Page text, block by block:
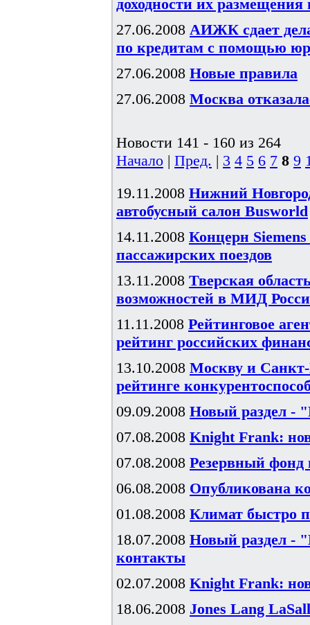
доходности их размещения
27.06.2008 АИЖК сдает
по кредитам с помощью
27.06.2008 Новые правила
27.06.2008 Москва
Новости 141 - 160 из 264
Начало | Пред. | 3 4 5 6 7 8 9
19.11.2008 Нижний
автобусный салон Busworld
14.11.2008 Концерн
пассажирских поездов
13.11.2008 Тверская
возможностей в МИД
11.11.2008 Рейтинговое
рейтинг российских
13.10.2008 Москву и
рейтинге
09.09.2008 Новый раздел -
07.08.2008 Knight Frank:
07.08.2008 Резервный фонд
06.08.2008 Опубликована
01.08.2008 Климат быстро
18.07.2008 Новый раздел -
контакты
02.07.2008 Knight Frank:
18.06.2008 Jones Lang